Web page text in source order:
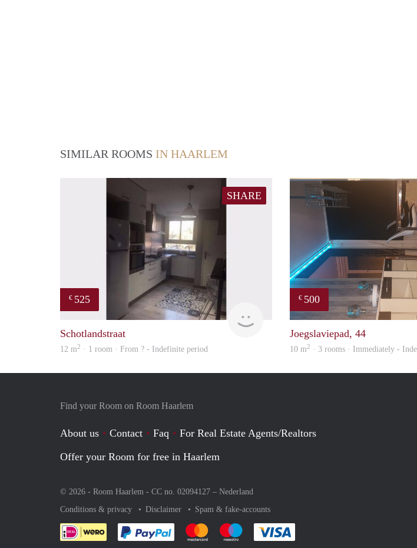
SIMILAR ROOMS IN HAARLEM
SHARE
€ 525
Schotlandstraat
12 m2 · 1 room · From ? - Indefinite period
€ 500
Joegslaviepad, 44
10 m2 · 3 rooms · Immediately -
Find your Room on Room Haarlem
About us Contact Faq
For Real Estate Agents/Realtors
Offer your Room for free in Haarlem
© 2026 - Room Haarlem - CC no. 02094127 – Nederland
Conditions & privacy
Disclaimer Spam & fake-accounts
Pay easily with :payment method
Pay easily with :payment method
Pay easily with :payment method